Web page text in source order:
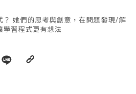
？ 她們的思考與創意，在問題發現/解
學習程式更有想法